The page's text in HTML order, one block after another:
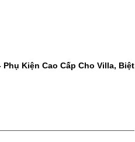
Phụ Kiện Cao Cấp Cho Villa, Biệt